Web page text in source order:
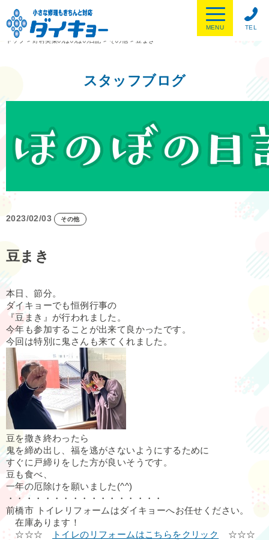
TEL
MENU
トップ
>野村美菜のほのぼの日記 > その他 > 豆まき
スタッフブログ
2023/02/03 その他
豆まき
本日、節分。
ダイキョーでも恒例行事の
『豆まき』が行われました。
今年も参加することが出来て良かったです。
今回は特別に鬼さんも来てくれました。
豆を撒き終わったら
鬼を締め出し、福を逃がさないようにするために
すぐに戸締りをした方が良いそうです。
豆も食べ、
一年の厄除けを願いました(^^)
・・・・・・・・・・・・・・・・・
前橋市 トイレリフォームはダイキョーへお任せください。
在庫あります！
☆☆☆
トイレのリフォームはこちらをクリック
☆☆☆